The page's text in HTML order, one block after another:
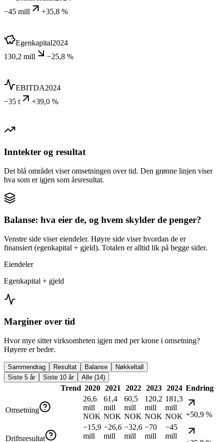
−45 mill
+35,8 %
Egenkapital2024
130,2 mill
−25,8 %
EBITDA2024
−35 t
+39,0 %
Inntekter og resultat
Det blå området viser omsetningen over tid. Den grønne linjen viser
hva som er igjen som årsresultat.
Balanse: hva eier de, og hvem skylder de penger?
Venstre side viser eiendeler. Høyre side viser hvordan de er
finansiert (egenkapital + gjeld). Totalen er alltid lik på begge sider.
Eiendeler
Egenkapital + gjeld
Marginer over tid
Hvor mye sitter virksomheten igjen med per krone i omsetning?
Høyere er bedre.
Sammendrag Resultat Balanse
Nøkkeltall
Siste 5 år
Siste 10 år Alle (14)
Trend 2020 2021 2022 2023 2024 Endring
Omsetning
26,6
mill
NOK
61,4
mill
NOK
60,5
mill
NOK
120,2
mill
NOK
181,3
mill
NOK +50,9 %
Driftsresultat
−15,9
mill
−26,6
mill
−32,6
mill
−70
mill
−45
mill